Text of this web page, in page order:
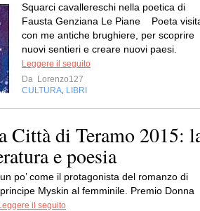
Squarci cavallereschi nella poetica di
Fausta Genziana Le Piane Poeta
con me antiche brughiere, per scoprire
nuovi sentieri e creare nuovi paesi.
Leggere il seguito
Da Lorenzo127
CULTURA LIBRI
Città di Teramo 2015:
e poesia
po’ come il protagonista del romanzo di
principe Myskin al femminile. Premio Donna
il seguito